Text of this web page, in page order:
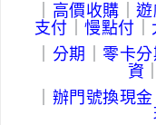
高價收購 遊
支付
慢點付
分期 零卡分
資
辦門號換現金